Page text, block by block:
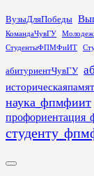
Перейти
к
содержимому
ВузыДляПобеды
КомандаЧувГУ
СтудентыФПМФиИТ
абитуриентЧувГУ
наука_фпмфиит
Основное